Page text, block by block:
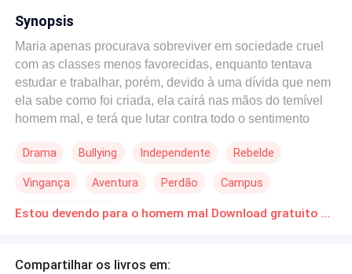
Synopsis
Maria apenas procurava sobreviver em sociedade cruel
com as classes menos favorecidas, enquanto tentava
estudar e trabalhar, porém, devido à uma dívida que nem
ela sabe como foi criada, ela cairá nas mãos do temível
homem mal, e terá que lutar contra todo o sentimento
Drama Bullying Independente Rebelde
Vingança Aventura Perdão Campus
Enredo Acelerado Estou devendo para o homem mal Download gratuito de Novelas Online em PDF
Compartilhar os livros em: